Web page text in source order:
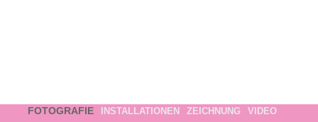
FOTOGRAFIE INSTALLATIONEN ZEICHNUNG VIDEO